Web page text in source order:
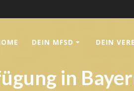
DEIN MFSD DEIN
in